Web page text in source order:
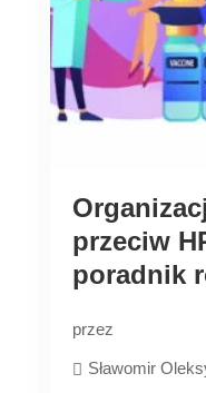
przeciw
poradnik
przez
Sławomir